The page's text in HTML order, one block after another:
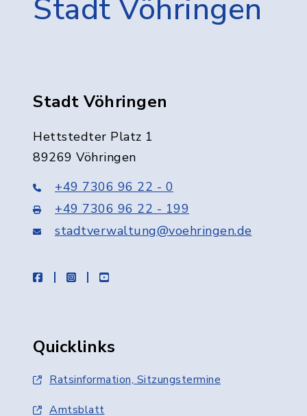
Stadt Vöhringen
Stadt Vöhringen
Hettstedter Platz 1
89269 Vöhringen
+49 7306 96 22 - 0
+49 7306 96 22 - 199
stadtverwaltung@voehringen.de
facebookinstagramyoutube
Quicklinks
Ratsinformation, Sitzungstermine
Amtsblatt